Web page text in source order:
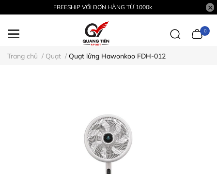
FREESHIP VỚI ĐƠN HÀNG TỪ 1000k
0
Trang chủ / Quạt / Quạt lửng Hawonkoo FDH-012